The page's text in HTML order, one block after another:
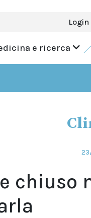
Login
e ricerca
chiuso